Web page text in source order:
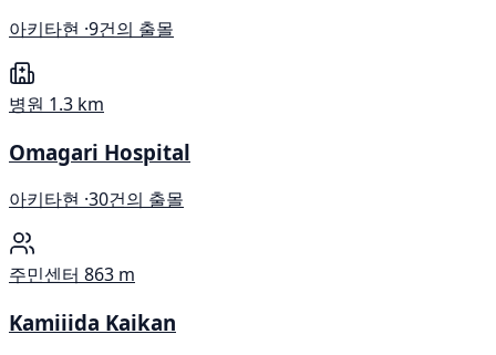
아키타현 ·9건의 출몰
병원 1.3 km
Omagari Hospital
아키타현 ·30건의 출몰
주민센터 863 m
Kamiiida Kaikan